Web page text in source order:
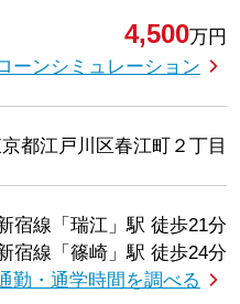
4,500万円
ーンシミュレーション
都江戸川区春江町２丁目
宿線「瑞江」駅 徒歩21分
宿線「篠崎」駅 徒歩24分
勤・通学時間を調べる